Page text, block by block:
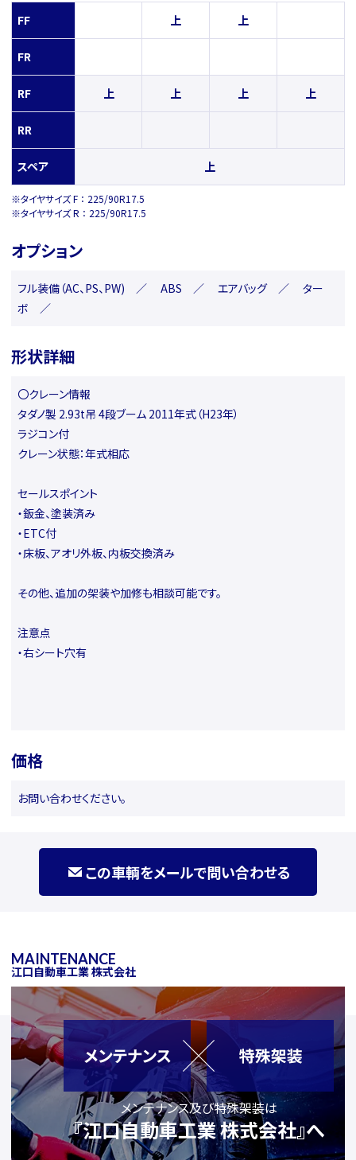
FF 上 上
FR
RF 上 上 上 上
RR
スペア 上
※タイヤサイズ F ： 225/90R17.5
※タイヤサイズ R ： 225/90R17.5
オプション
フル装備（AC、PS、PW) ／ ABS ／ エアバッグ ／ ター
ボ ／
形状詳細
〇クレーン情報
タダノ製 2.93t吊 4段ブーム 2011年式（H23年）
ラジコン付
クレーン状態：年式相応
セールスポイント
・鈑金、塗装済み
・ETC付
・床板、アオリ外板、内板交換済み
その他、追加の架装や加修も相談可能です。
注意点
・右シート穴有
価格
お問い合わせください。
この車輌をメールで問い合わせる
MAINTENANCE
江口自動車工業 株式会社
メンテナンス及び特殊架装は
『江口自動車工業 株式会社』へ